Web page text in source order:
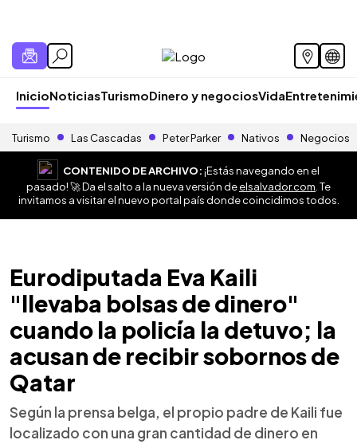
InicioNoticiasTurismoDinero y negociosVida
Turismo Las Cascadas Peter Parker Nativos Negocios
CONTENIDO DE ARCHIVO:¡Estás navegando en el
pasado! 🚀 Da el salto a la nueva versión deelsalvador.com . Te
invitamos a visitar el nuevo portal país donde coincidimos todos.
Eurodiputada Eva Kaili
"llevaba bolsas de dinero"
cuando la policía la detuvo; la
acusan de recibir sobornos de
Qatar
Según la prensa belga, el propio padre de Kaili fue
localizado con una gran cantidad de dinero en